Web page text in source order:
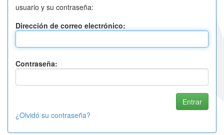
usuario y su contraseña:
Dirección de correo electrónico:
Contraseña:
¿Olvidó su contraseña?